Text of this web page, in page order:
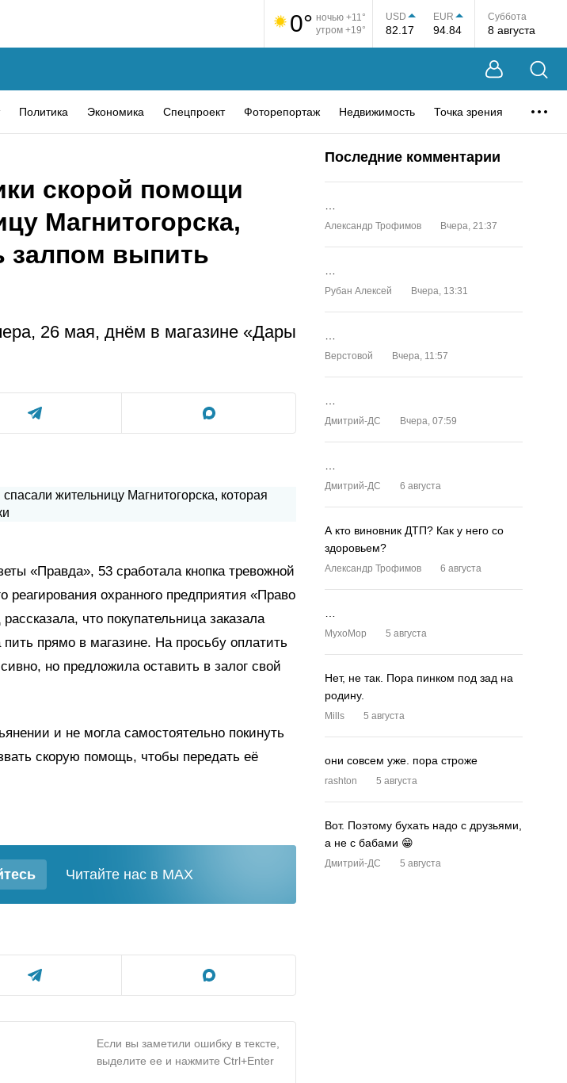
0° ночью +11°
утром +19°
USD
82.17
EUR
94.84
Суббота
8 августа
Политика Экономика Спецпроект Фоторепортаж Недвижимость Точка зрения
скорой помощи
Магнитогорска,
залпом выпить
26 мая, днём в магазине «Дары
«Правда», 53 сработала кнопка тревожной
реагирования охранного предприятия «Право
что покупательница заказала
прямо в магазине. На просьбу оплатить
но предложила оставить в залог свой
и не могла самостоятельно покинуть
скорую помощь, чтобы передать её
Читайте нас в MAX
Если вы заметили ошибку в тексте,
выделите ее и нажмите Ctrl+Enter
Последние комментарии
Александр Трофимов Вчера, 21:37
Рубан Алексей Вчера, 13:31
Верстовой Вчера, 11:57
Дмитрий-ДС Вчера, 07:59
Дмитрий-ДС 6 августа
А кто виновник ДТП? Как у него со
здоровьем?
Александр Трофимов 6 августа
MyxoMop 5 августа
Нет, не так. Пора пинком под зад на
родину.
Mills 5 августа
они совсем уже. пора строже
rashton 5 августа
Вот. Поэтому бухать надо с друзьями,
а не с бабами 😁
Дмитрий-ДС 5 августа